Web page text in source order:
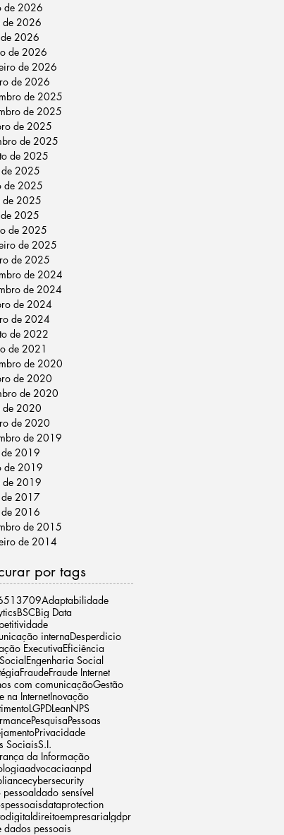
de 2026
de 2026
2026
de 2026
de 2026
de 2026
de 2025
de 2025
de 2025
de 2025
de 2025
de 2025
de 2025
de 2025
2025
de 2025
de 2025
de 2025
de 2024
de 2024
de 2024
de 2024
de 2022
de 2021
de 2020
de 2020
de 2020
de 2020
de 2020
de 2019
de 2019
de 2019
de 2019
de 2017
de 2016
de 2015
de 2014
por tags
13709Adaptabilidade
BSCBig Data
internaDesperdicio
ExecutivaEficiência
Engenharia Social
FraudeFraude Internet
com comunicaçãoGestão
na InternetInovação
LGPDLeanNPS
PesquisaPessoas
Privacidade
SociaisS.I.
da Informação
advocaciaanpd
cybersecurity
dado sensível
dataprotection
direitoempresarial gdpr
dados pessoais